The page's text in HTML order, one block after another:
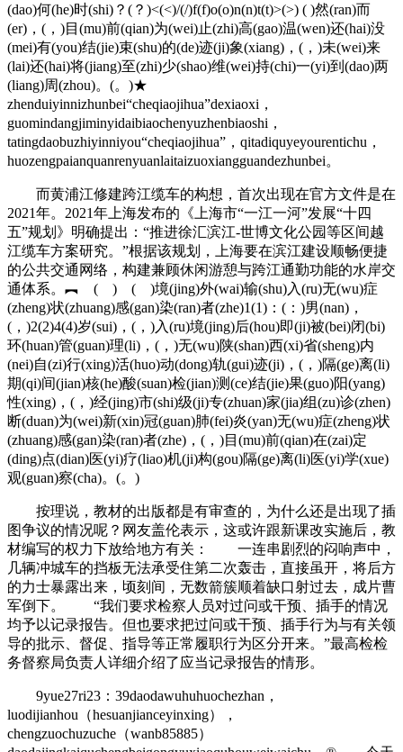
(dao)何(he)时(shi)？(？)<(<)/(/)f(f)o(o)n(n)t(t)>(>) ( )然(ran)而
(er)，(，)目(mu)前(qian)为(wei)止(zhi)高(gao)温(wen)还(hai)没
(mei)有(you)结(jie)束(shu)的(de)迹(ji)象(xiang)，(，)未(wei)来
(lai)还(hai)将(jiang)至(zhi)少(shao)维(wei)持(chi)一(yi)到(dao)两
(liang)周(zhou)。(。)★
zhenduiyinnizhunbei“cheqiaojihua”dexiaoxi，
guomindangjiminyidaibiaochenyuzhenbiaoshi，
tatingdaobuzhiyinniyou“cheqiaojihua”，qitadiquyeyourentichu，
huozengpaianquanrenyuanlaitaizuoxiangguandezhunbei。
而黄浦江修建跨江缆车的构想，首次出现在官方文件是在
2021年。2021年上海发布的《上海市“一江一河”发展“十四
五”规划》明确提出：“推进徐汇滨江-世博文化公园等区间越
江缆车方案研究。”根据该规划，上海要在滨江建设顺畅便捷
的公共交通网络，构建兼顾休闲游憩与跨江通勤功能的水岸交
通体系。︻ ( ) ( )境(jing)外(wai)输(shu)入(ru)无(wu)症
(zheng)状(zhuang)感(gan)染(ran)者(zhe)1(1)：(：)男(nan)，
(，)2(2)4(4)岁(sui)，(，)入(ru)境(jing)后(hou)即(ji)被(bei)闭(bi)
环(huan)管(guan)理(li)，(，)无(wu)陕(shan)西(xi)省(sheng)内
(nei)自(zi)行(xing)活(huo)动(dong)轨(gui)迹(ji)，(，)隔(ge)离(li)
期(qi)间(jian)核(he)酸(suan)检(jian)测(ce)结(jie)果(guo)阳(yang)
性(xing)，(，)经(jing)市(shi)级(ji)专(zhuan)家(jia)组(zu)诊(zhen)
断(duan)为(wei)新(xin)冠(guan)肺(fei)炎(yan)无(wu)症(zheng)状
(zhuang)感(gan)染(ran)者(zhe)，(，)目(mu)前(qian)在(zai)定
(ding)点(dian)医(yi)疗(liao)机(ji)构(gou)隔(ge)离(li)医(yi)学(xue)
观(guan)察(cha)。(。)
按理说，教材的出版都是有审查的，为什么还是出现了插
图争议的情况呢？网友盖伦表示，这或许跟新课改实施后，教
材编写的权力下放给地方有关： 一连串剧烈的闷响声中，
几辆冲城车的挡板无法承受住第二次轰击，直接虽开，将后方
的力士暴露出来，顷刻间，无数箭簇顺着缺口射过去，成片曹
军倒下。 “我们要求检察人员对过问或干预、插手的情况
均予以记录报告。但也要求把过问或干预、插手行为与有关领
导的批示、督促、指导等正常履职行为区分开来。”最高检检
务督察局负责人详细介绍了应当记录报告的情形。
9yue27ri23：39daodawuhuhuochezhan，
luodijianhou（hesuanjianceyinxing），
chengzuochuzuche（wanb85885）